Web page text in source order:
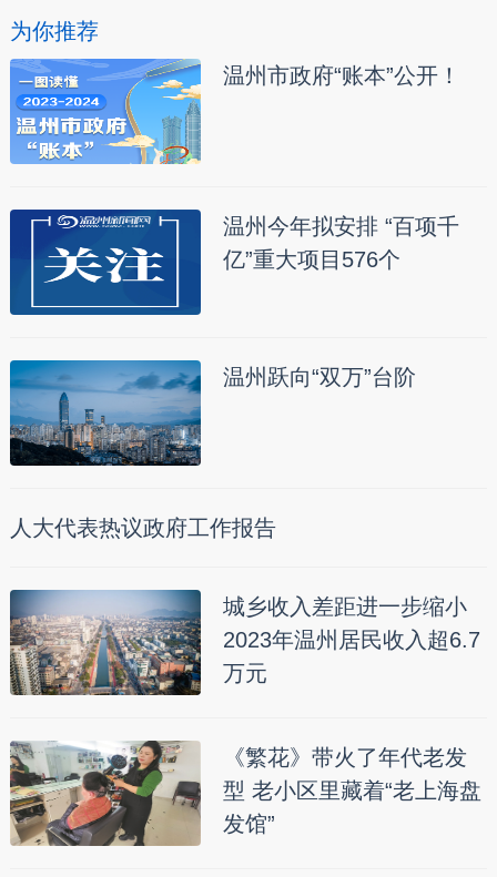
为你推荐
温州市政府“账本”公开！
温州今年拟安排 “百项千
亿”重大项目576个
温州跃向“双万”台阶
人大代表热议政府工作报告
城乡收入差距进一步缩小
2023年温州居民收入超6.7
万元
《繁花》带火了年代老发
型 老小区里藏着“老上海盘
发馆”